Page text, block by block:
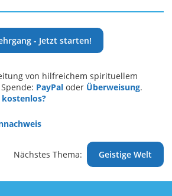
- Jetzt starten!
von hilfreichem spirituellem
PayPal oder Überweisung.
Nächstes Thema: Geistige Welt